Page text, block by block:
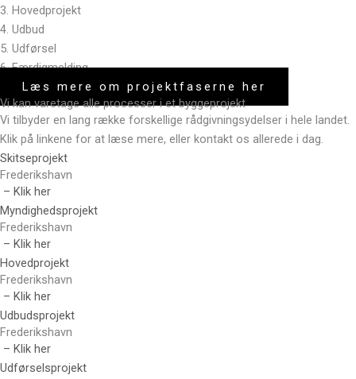
3. Hovedprojekt
4. Udbud
5. Udførsel
6. Færdigmelding
Læs mere om projektfaserne her
Vi kan varetage alle processer i et byggeprojekt
Vi tilbyder en lang række forskellige rådgivningsydelser i hele landet.
Klik på linkene for at læse mere, eller kontakt os allerede i dag.
Skitseprojekt
Frederikshavn
– Klik her
Myndighedsprojekt
Frederikshavn
– Klik her
Hovedprojekt
Frederikshavn
– Klik her
Udbudsprojekt
Frederikshavn
– Klik her
Udførselsprojekt